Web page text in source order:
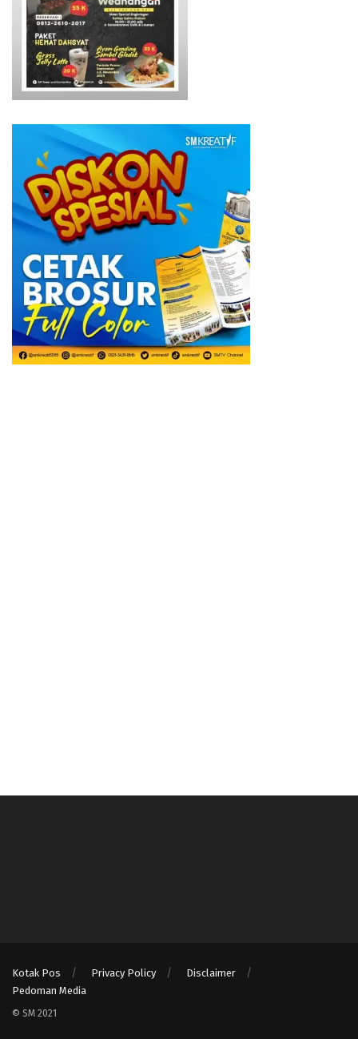
Kotak Pos Privacy Policy
Disclaimer
Pedoman Media
© SM 2021